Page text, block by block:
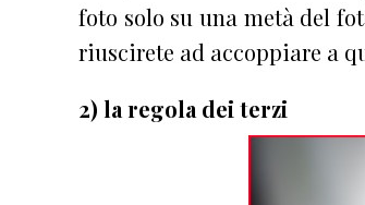
foto solo su una metà del
riuscirete ad accoppiare a
2) la regola dei terzi